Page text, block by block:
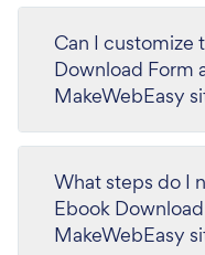
Can I customize
Download Form
MakeWebEasy
What steps do I
Ebook
MakeWebEasy